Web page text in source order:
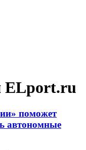
ELport.ru
поможет
автономные